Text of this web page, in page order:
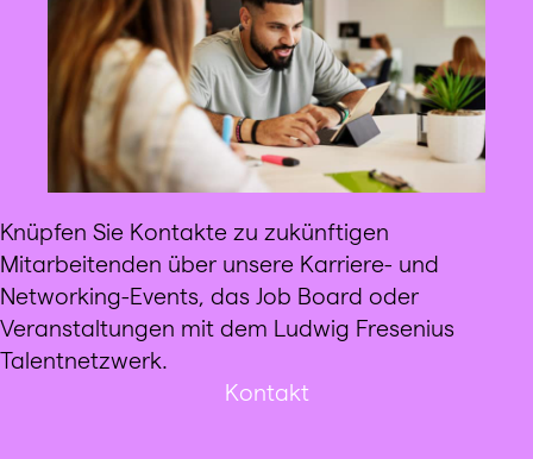
Knüpfen Sie Kontakte zu zukünftigen
Mitarbeitenden über unsere Karriere- und
Networking-Events, das Job Board oder
Veranstaltungen mit dem Ludwig Fresenius
Talentnetzwerk.
Kontakt